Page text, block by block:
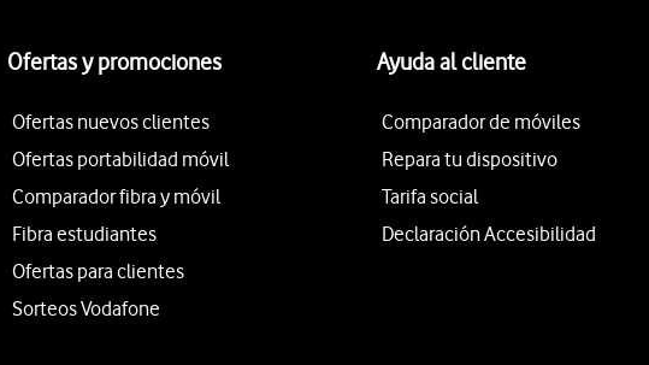
Ofertas y promociones
Ofertas nuevos clientes
Ofertas portabilidad móvil
Comparador fibra y móvil
Fibra estudiantes
Ofertas para clientes
Sorteos Vodafone
Ayuda al cliente
Comparador de móviles
Repara tu dispositivo
Tarifa social
Declaración Accesibilidad